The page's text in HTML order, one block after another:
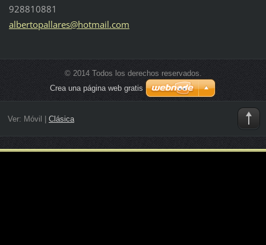
928810881
albertopallares@hotmail.com
© 2014 Todos los derechos reservados.
Crea una página web gratis
Ver: Móvil Clásica